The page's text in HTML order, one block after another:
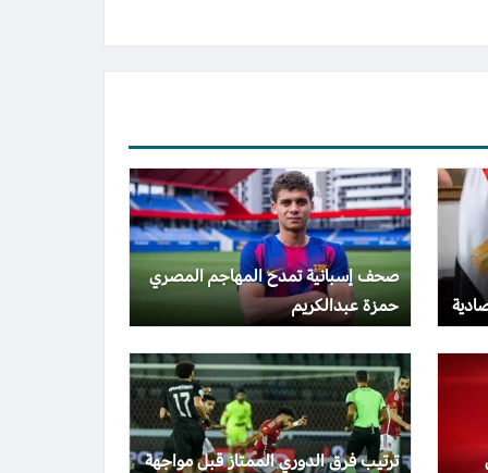
صحف إسبانية تمدح المهاجم المصري
حمزة عبدالكريم
ترتيب فرق الدوري الممتاز قبل مواجهة